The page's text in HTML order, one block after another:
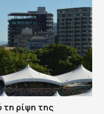
τη ρίψη της